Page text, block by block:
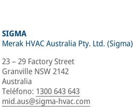
SIGMA
Merak HVAC Australia Pty. Ltd. (Sigma)
23 – 29 Factory Street
Granville NSW 2142
Australia
Teléfono: 1300 643 643
mid.aus@sigma-hvac.com